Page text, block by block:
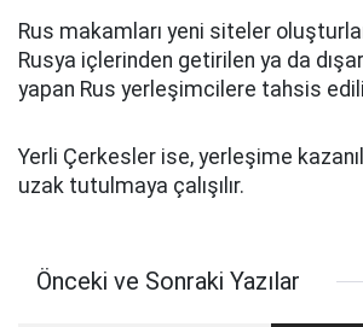
Rus makamları yeni siteler
Rusya içlerinden getirilen ya da
yapan Rus yerleşimcilere tahsis
Yerli Çerkesler ise, yerleşime
uzak tutulmaya çalışılır.
Önceki ve Sonraki Yazılar